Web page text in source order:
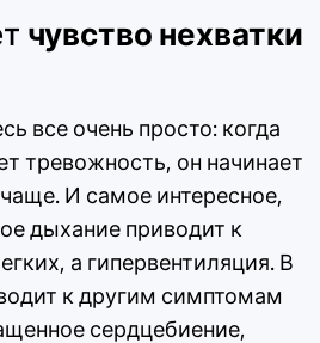
чувство нехватки
все очень просто: когда
тревожность, он начинает
И самое интересное,
дыхание приводит к
а гипервентиляция. В
к другим симптомам
сердцебиение,